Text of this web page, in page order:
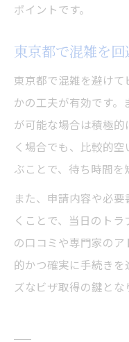
ポイントです。
東京都で混雑を
東京都で混雑を避け
かの工夫が有効です
が可能な場合は積極
く場合でも、比較的
ぶことで、待ち時間を
また、申請内容や必
くことで、当日のト
の口コミや専門家の
的かつ確実に手続き
ズなビザ取得の鍵とな